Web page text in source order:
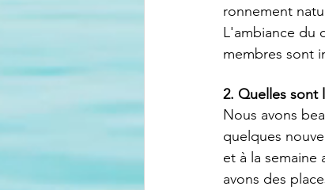
ronnement
L'ambiance du
membres sont
2. Quelles sont
Nous avons
quelques
et à la semaine
avons des